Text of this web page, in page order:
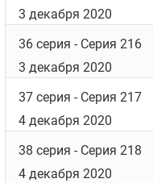
3 декабря 2020
36 серия - Серия 216
3 декабря 2020
37 серия - Серия 217
4 декабря 2020
38 серия - Серия 218
4 декабря 2020